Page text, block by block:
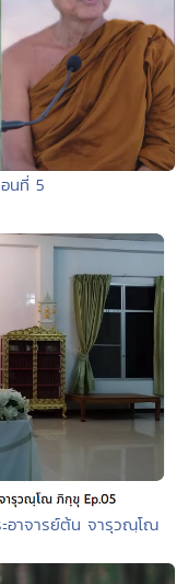
นที่ 5
อาจารย์ต้น จารุวณฺโณ